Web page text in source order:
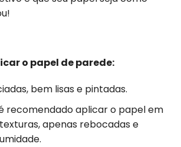
o papel de parede:
bem lisas e pintadas.
recomendado aplicar o papel em
apenas rebocadas e